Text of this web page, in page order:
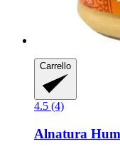
Carrello
4.5 (4)
Alnatura